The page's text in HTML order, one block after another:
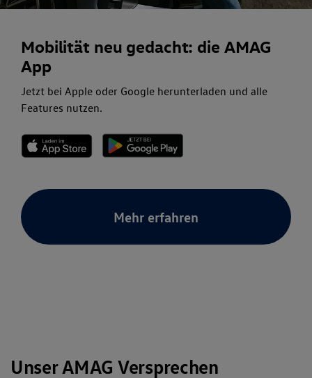
Mobilität neu gedacht: die AMAG
App
Jetzt bei Apple oder Google herunterladen und alle
Features nutzen.
Mehr erfahren
Unser AMAG Versprechen